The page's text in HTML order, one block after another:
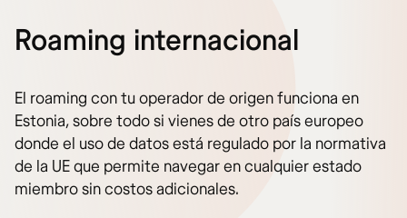
Roaming internacional
El roaming con tu operador de origen funciona en
Estonia, sobre todo si vienes de otro país europeo
donde el uso de datos está regulado por la normativa
de la UE que permite navegar en cualquier estado
miembro sin costos adicionales.